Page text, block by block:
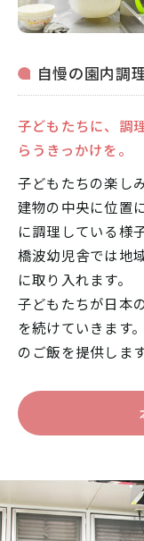
自慢の園内調
子どもたちに、調
らうきっかけを。
子どもたちの楽し
建物の中央に位置
に調理している様
橋波幼児舎では地
に取り入れます。
子どもたちが日本
を続けていきます
のご飯を提供します